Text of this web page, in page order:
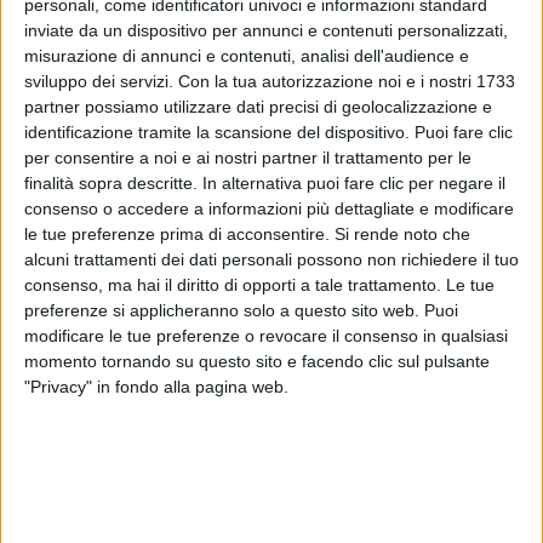
personali, come identificatori univoci e informazioni standard
inviate da un dispositivo per annunci e contenuti personalizzati,
misurazione di annunci e contenuti, analisi dell'audience e
sviluppo dei servizi. Con la tua autorizzazione noi e i nostri 1733
partner possiamo utilizzare dati precisi di geolocalizzazione e
identificazione tramite la scansione del dispositivo. Puoi fare clic
per consentire a noi e ai nostri partner il trattamento per le
finalità sopra descritte. In alternativa puoi fare clic per negare il
consenso o accedere a informazioni più dettagliate e modificare
le tue preferenze prima di acconsentire. Si rende noto che
alcuni trattamenti dei dati personali possono non richiedere il tuo
consenso, ma hai il diritto di opporti a tale trattamento. Le tue
preferenze si applicheranno solo a questo sito web. Puoi
modificare le tue preferenze o revocare il consenso in qualsiasi
momento tornando su questo sito e facendo clic sul pulsante
"Privacy" in fondo alla pagina web.
il suo progetto nel rispetto dell' ambiente: “È solo
l'inizio di una grande storia”, hapromesso.